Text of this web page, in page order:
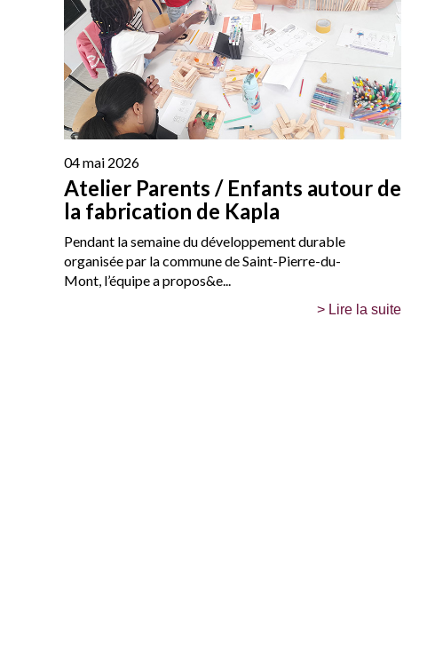
04 mai 2026
Atelier Parents / Enfants autour de
la fabrication de Kapla
Pendant la semaine du développement durable
organisée par la commune de Saint-Pierre-du-
Mont, l’équipe a propos&e...
> Lire la suite